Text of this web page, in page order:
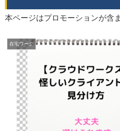
本ページはプロモーションが含
在宅ワーク